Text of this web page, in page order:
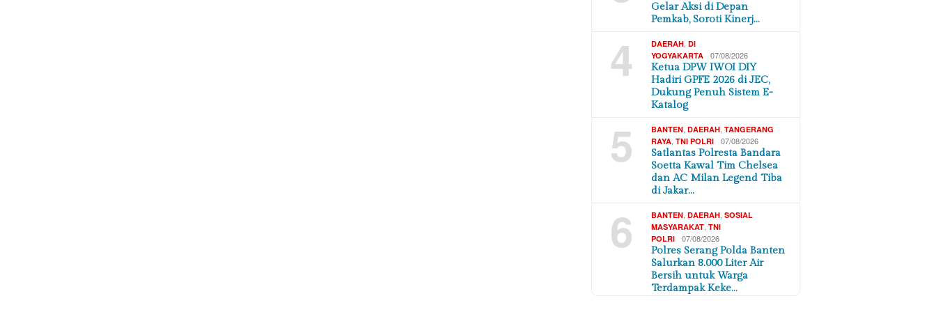
Gelar Aksi di Depan
Pemkab, Soroti Kinerj…
4 DAERAH ,DI
YOGYAKARTA
07/08/2026
Ketua DPW IWOI DIY
Hadiri GPFE 2026 di JEC,
Dukung Penuh Sistem E-
Katalog
5 BANTEN ,DAERAH ,TANGERANG
RAYA ,TNI POLRI 07/08/2026
Satlantas Polresta Bandara
Soetta Kawal Tim Chelsea
dan AC Milan Legend Tiba
di Jakar…
6 BANTEN ,DAERAH ,SOSIAL
MASYARAKAT ,TNI
POLRI
07/08/2026
Polres Serang Polda Banten
Salurkan 8.000 Liter Air
Bersih untuk Warga
Terdampak Keke…